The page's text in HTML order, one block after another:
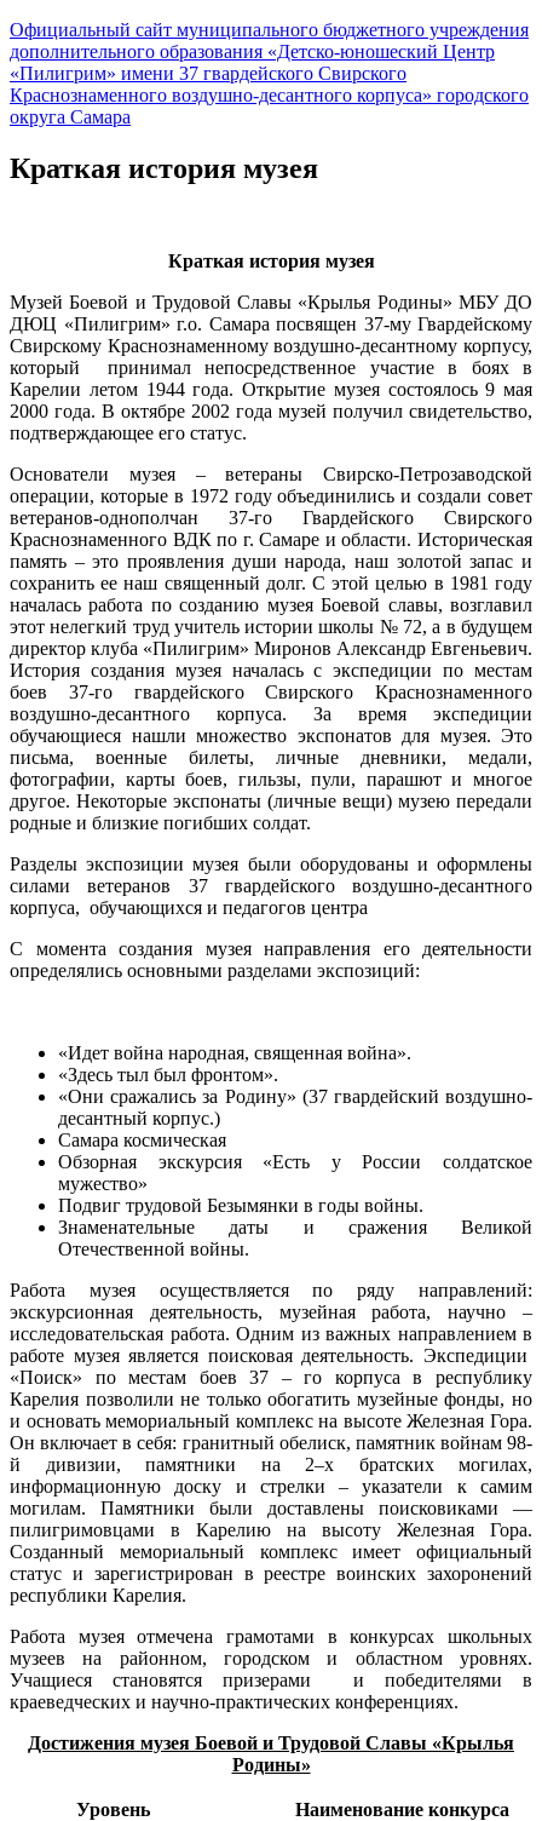
Официальный сайт муниципального бюджетного учреждения
дополнительного образования «Детско-юношеский Центр
«Пилигрим» имени 37 гвардейского Свирского
Краснознаменного воздушно-десантного корпуса» городского
округа Самара
Краткая история музея
Краткая история музея
Музей Боевой и Трудовой Славы «Крылья Родины» МБУ ДО
ДЮЦ «Пилигрим» г.о. Самара посвящен 37-му Гвардейскому
Свирскому Краснознаменному воздушно-десантному корпусу,
который принимал непосредственное участие в боях в
Карелии летом 1944 года. Открытие музея состоялось 9 мая
2000 года. В октябре 2002 года музей получил свидетельство,
подтверждающее его статус.
Основатели музея – ветераны Свирско-Петрозаводской
операции, которые в 1972 году объединились и создали совет
ветеранов-однополчан 37-го Гвардейского Свирского
Краснознаменного ВДК по г. Самаре и области. Историческая
память – это проявления души народа, наш золотой запас и
сохранить ее наш священный долг. С этой целью в 1981 году
началась работа по созданию музея Боевой славы, возглавил
этот нелегкий труд учитель истории школы № 72, а в будущем
директор клуба «Пилигрим» Миронов Александр Евгеньевич.
История создания музея началась с экспедиции по местам
боев 37-го гвардейского Свирского Краснознаменного
воздушно-десантного корпуса. За время экспедиции
обучающиеся нашли множество экспонатов для музея. Это
письма, военные билеты, личные дневники, медали,
фотографии, карты боев, гильзы, пули, парашют и многое
другое. Некоторые экспонаты (личные вещи) музею передали
родные и близкие погибших солдат.
Разделы экспозиции музея были оборудованы и оформлены
силами ветеранов 37 гвардейского воздушно-десантного
корпуса, обучающихся и педагогов центра
С момента создания музея направления его деятельности
определялись основными разделами экспозиций:
«Идет война народная, священная война».
«Здесь тыл был фронтом».
«Они сражались за Родину» (37 гвардейский воздушно-
десантный корпус.)
Самара космическая
Обзорная экскурсия «Есть у России солдатское
мужество»
Подвиг трудовой Безымянки в годы войны.
Знаменательные даты и сражения Великой
Отечественной войны.
Работа музея осуществляется по ряду направлений:
экскурсионная деятельность, музейная работа, научно –
исследовательская работа. Одним из важных направлением в
работе музея является поисковая деятельность. Экспедиции
«Поиск» по местам боев 37 – го корпуса в республику
Карелия позволили не только обогатить музейные фонды, но
и основать мемориальный комплекс на высоте Железная Гора.
Он включает в себя: гранитный обелиск, памятник войнам 98-
й дивизии, памятники на 2–х братских могилах,
информационную доску и стрелки – указатели к самим
могилам. Памятники были доставлены поисковиками —
пилигримовцами в Карелию на высоту Железная Гора.
Созданный мемориальный комплекс имеет официальный
статус и зарегистрирован в реестре воинских захоронений
республики Карелия.
Работа музея отмечена грамотами в конкурсах школьных
музеев на районном, городском и областном уровнях.
Учащиеся становятся призерами и победителями в
краеведческих и научно-практических конференциях.
Достижения музея Боевой и Трудовой Славы «Крылья
Родины»
Уровень
Наименование конкурса